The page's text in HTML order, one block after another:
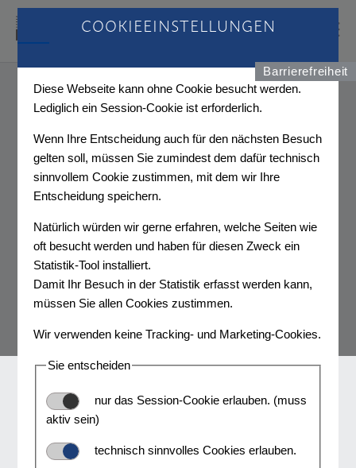
COOKIEEINSTELLUNGEN
Diese Webseite kann ohne Cookie besucht werden.
Lediglich ein Session-Cookie ist erforderlich.
Wenn Ihre Entscheidung auch für den nächsten Besuch
gelten soll, müssen Sie zumindest dem dafür technisch
sinnvollem Cookie zustimmen, mit dem wir Ihre
Entscheidung speichern.
Natürlich würden wir gerne erfahren, welche Seiten wie
oft besucht werden und haben für diesen Zweck ein
Statistik-Tool installiert.
Damit Ihr Besuch in der Statistik erfasst werden kann,
müssen Sie allen Cookies zustimmen.
Wir verwenden keine Tracking- und Marketing-Cookies.
Sie entscheiden
nur das Session-Cookie erlauben. (muss
aktiv sein)
technisch sinnvolles Cookies erlauben.
Barrierefreiheit
EKLÄRUNG ZUR BARRIEREFREIHEIT
DIE FIRMA MEDIA AFFAIRS HAT EINE NEUE
HOMEPAGE.
Media Affairs GmbH ist bemüht, ihre Webseiten im
Einklang mit dem
idgF (Link zu externer Seite. Öffnet in neuem
Fenster.)zur Umsetzung der Richtlinie (EU)
2016/2102 des Europäischen Parlaments und des
Rates vom 26. Oktober 2016 über den barrierefreien
Zugang zu den Websites und mobilen Anwendungen
neuem Fenster.)(Amtsblatt L 327 vom 2.12.2016, S. 1 )
barrierefrei zugänglich zu machen.
Unvereinbarkeit mit den Barrierefreiheitsbestimmungen
Über Iframes eingebundene Inhalte auf der Webseite